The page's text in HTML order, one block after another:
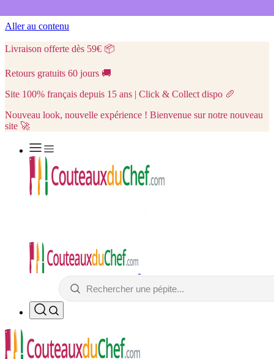
Aller au contenu
Livraison offerte dès 59€ 📦
Retours gratuits 60 jours 🚚
Site 100% français depuis 15 ans | Click & Collect dispo 🥖
Nouveau look, nouvelle expérience ! Bienvenue sur notre nouveau
site 🚀